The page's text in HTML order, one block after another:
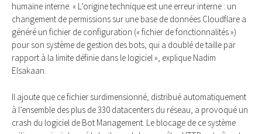
humaine interne. « L’origine technique est une erreur interne : un
changement de permissions sur une base de données Cloudflare a
généré un fichier de configuration (« fichier de fonctionnalités »)
pour son système de gestion des bots, qui a doublé de taille par
rapport à la limite définie dans le logiciel », explique Nadim
Elsakaan.
Il ajoute que ce fichier surdimensionné, distribué automatiquement
à l’ensemble des plus de 330 datacenters du réseau, a provoqué un
crash du logiciel de Bot Management. Le blocage de ce système